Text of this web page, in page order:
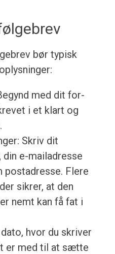
bør typisk
med dit for-
i et klart og
Skriv dit
e-mailadresse
postadresse. Flere
sikrer, at den
nemt kan få fat i
hvor du skriver
er med til at sætte